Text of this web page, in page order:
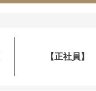
【正社員】